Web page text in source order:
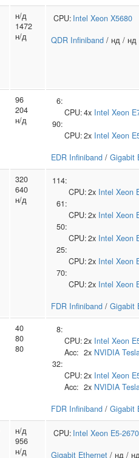
н/д
1472
н/д
CPU: Intel Xeon X5680
QDR Infiniband / нд / нд
96
204
н/д
6:
CPU:4x Intel Xeon
90:
CPU:2x Intel Xeon
EDR Infiniband / Gigabit
320
640
н/д
114:
CPU:2x Intel Xeon
61:
CPU:2x Intel Xeon
50:
CPU:2x Intel Xeon
25:
CPU:2x Intel Xeon
70:
CPU:2x Intel Xeon
FDR Infiniband / Gigabit
40
80
80
8:
CPU:2x Intel Xeon
Acc: 2x NVIDIA
32:
CPU:2x Intel Xeon
Acc: 2x NVIDIA
FDR Infiniband / Gigabit
н/д
956
н/д
CPU: Intel Xeon E5-2670
Gigabit Ethernet / нд /